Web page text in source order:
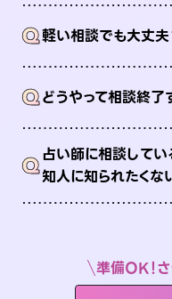
Q軽い相談でも大丈夫
Qどうやって相談終了
Q占い師に相談してい
知人に知られたくな
準備OK！